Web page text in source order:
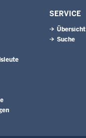
SERVICE
Übersicht
Suche